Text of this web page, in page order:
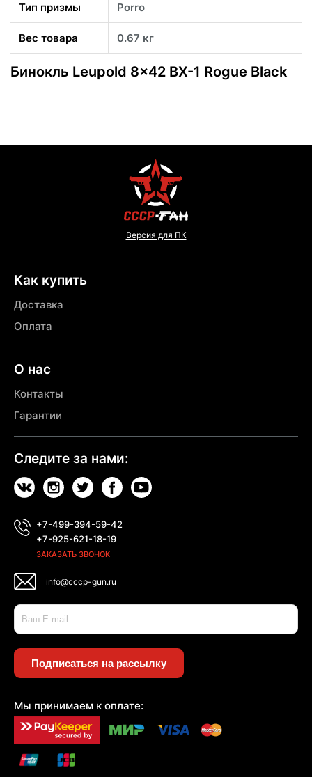
Тип призмы Porro
Вес товара 0.67 кг
Бинокль Leupold 8x42 BX-1 Rogue Black
Версия для ПК
Как купить
Доставка
Оплата
О нас
Контакты
Гарантии
Следите за нами:
+7-499-394-59-42
+7-925-621-18-19
ЗАКАЗАТЬ ЗВОНОК
info@cccp-gun.ru
Подписаться на рассылку
Мы принимаем к оплате: